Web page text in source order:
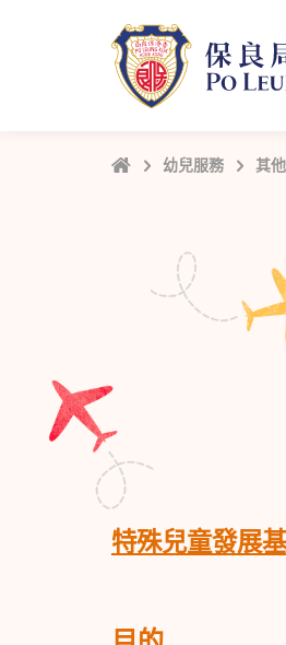
主
幼兒服務 其
特殊兒童發展